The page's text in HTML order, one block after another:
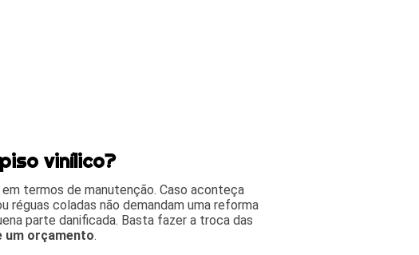
vinílico?
termos de manutenção. Caso aconteça
réguas coladas não demandam uma reforma
parte danificada. Basta fazer a troca das
um orçamento.